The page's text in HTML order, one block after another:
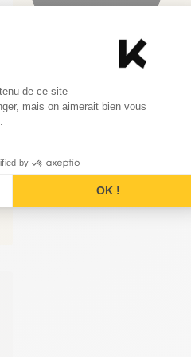
de ce site
mais on aimerait bien vous
by
OK !
consent